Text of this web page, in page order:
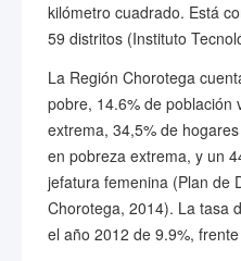
kilómetro cuadrado. Está
59 distritos (Instituto
La Región Chorotega
pobre, 14.6% de población
extrema, 34,5% de
en pobreza extrema, y un
jefatura femenina (Plan de
Chorotega, 2014). La tasa
el año 2012 de 9.9%,